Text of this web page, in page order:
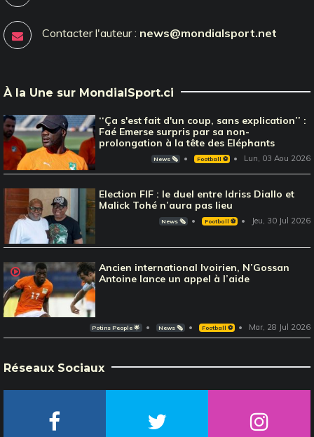
Contacter l'auteur : news@mondialsport.net
À la Une sur MondialSport.ci
‘‘Ça s'est fait d'un coup, sans explication’’ :
Faé Emerse surpris par sa non-
prolongation à la tête des Eléphants
News 🗞️ Football ⚽️ Lun, 03 Aou 2026
Election FIF : le duel entre Idriss Diallo et
Malick Tohé n’aura pas lieu
News 🗞️ Football ⚽️ Jeu, 30 Jul 2026
Ancien international Ivoirien, N’Gossan
Antoine lance un appel à l’aide
Potins People 🌟 News 🗞️ Football ⚽️ Mar, 28 Jul 2026
Réseaux Sociaux